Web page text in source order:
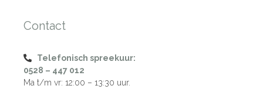
Contact
Telefonisch spreekuur:
0528 – 447 012
Ma t/m vr: 12:00 – 13:30 uur.